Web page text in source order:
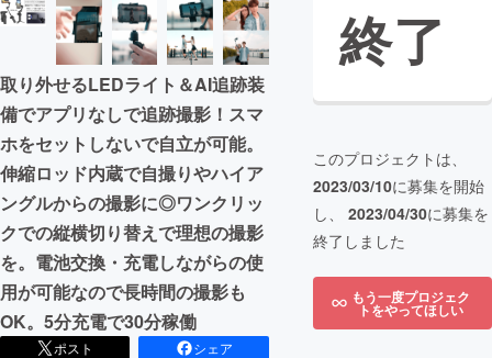
取り外せるLEDライト＆AI追跡装
備でアプリなしで追跡撮影！スマ
ホをセットしないで自立が可能。
伸縮ロッド内蔵で自撮りやハイア
ングルからの撮影に◎ワンクリッ
クでの縦横切り替えで理想の撮影
を。電池交換・充電しながらの使
用が可能なので長時間の撮影も
OK。5分充電で30分稼働
ポスト
シェア
終了
このプロジェクトは、
2023/03/10に募集を開始
し、 2023/04/30に募集を
終了しました
もう一度プロジェク
トをやってほしい